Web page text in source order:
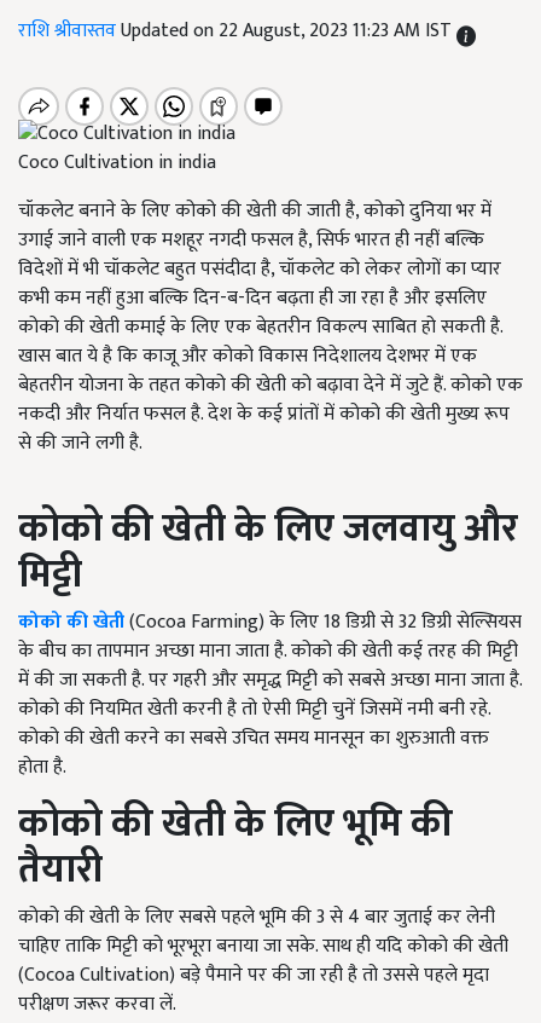
राशि श्रीवास्तवUpdated on 22 August, 2023 11:23 AM IST
Coco Cultivation in india
चॉकलेट बनाने के लिए कोको की खेती की जाती है, कोको दुनिया भर में
उगाई जाने वाली एक मशहूर नगदी फसल है, सिर्फ भारत ही नहीं बल्कि
विदेशों में भी चॉकलेट बहुत पसंदीदा है, चॉकलेट को लेकर लोगों का प्यार
कभी कम नहीं हुआ बल्कि दिन-ब-दिन बढ़ता ही जा रहा है और इसलिए
कोको की खेती कमाई के लिए एक बेहतरीन विकल्प साबित हो सकती है.
खास बात ये है कि काजू और कोको विकास निदेशालय देशभर में एक
बेहतरीन योजना के तहत कोको की खेती को बढ़ावा देने में जुटे हैं. कोको एक
नकदी और निर्यात फसल है. देश के कई प्रांतों में कोको की खेती मुख्य रूप
से की जाने लगी है.
कोको की खेती के लिए जलवायु और
मिट्टी
कोको की खेती(Cocoa Farming) के लिए 18 डिग्री से 32 डिग्री सेल्सियस
के बीच का तापमान अच्छा माना जाता है. कोको की खेती कई तरह की मिट्टी
में की जा सकती है. पर गहरी और समृद्ध मिट्टी को सबसे अच्छा माना जाता है.
कोको की नियमित खेती करनी है तो ऐसी मिट्टी चुनें जिसमें नमी बनी रहे.
कोको की खेती करने का सबसे उचित समय मानसून का शुरुआती वक्त
होता है.
कोको की खेती के लिएभूमि की
तैयारी
कोको की खेती के लिए सबसे पहले भूमि की 3 से 4 बार जुताई कर लेनी
चाहिए ताकि मिट्टी को भूरभूरा बनाया जा सके. साथ ही यदि कोको की खेती
(Cocoa Cultivation) बड़े पैमाने पर की जा रही है तो उससे पहले मृदा
परीक्षण जरूर करवा लें.